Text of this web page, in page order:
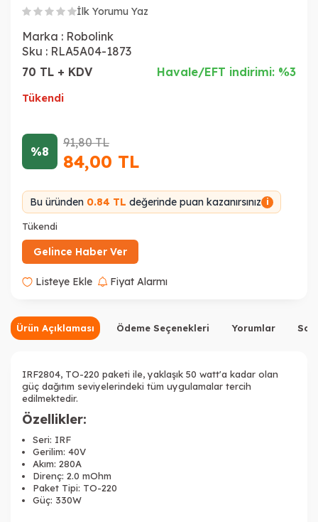
İlk Yorumu Yaz
Marka : Robolink
Sku : RLA5A04-1873
70 TL + KDV
Havale/EFT indirimi: %3
Tükendi
%8
91,80TL
84,00 TL
Bu üründen 0.84 TL değerinde puan kazanırsınız i
Tükendi
Gelince Haber Ver
Listeye Ekle Fiyat Alarmı
Ürün Açıklaması Ödeme Seçenekleri Yorumlar
IRF2804, TO-220 paketi ile, yaklaşık 50 watt'a kadar olan
güç dağıtım seviyelerindeki tüm uygulamalar tercih
edilmektedir.
Özellikler:
Seri: IRF
Gerilim: 40V
Akım: 280A
Direnç: 2.0 mOhm
Paket Tipi: TO-220
Güç: 330W